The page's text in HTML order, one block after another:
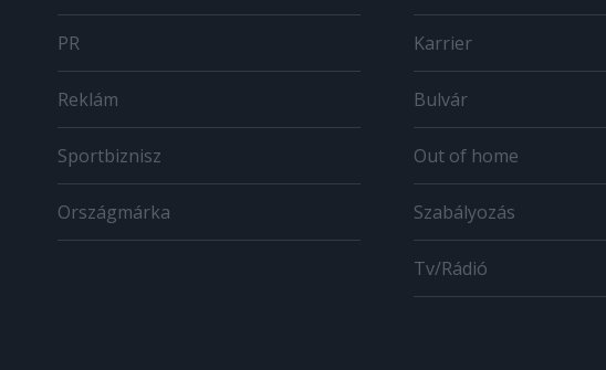
PR
Reklám
Sportbiznisz
Országmárka
Karrier
Bulvár
Out of home
Szabályozás
Tv/Rádió